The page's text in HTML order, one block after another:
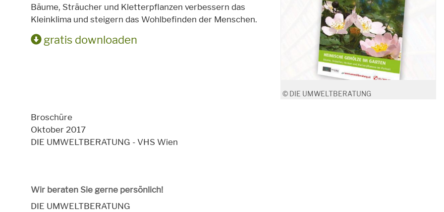
© DIE UMWELTBERATUNG
Bäume, Sträucher und Kletterpflanzen verbessern das
Kleinklima und steigern das Wohlbefinden der Menschen.
gratis downloaden
Broschüre
Oktober 2017
DIE UMWELTBERATUNG - VHS Wien
Wir beraten Sie gerne persönlich!
DIE UMWELTBERATUNG